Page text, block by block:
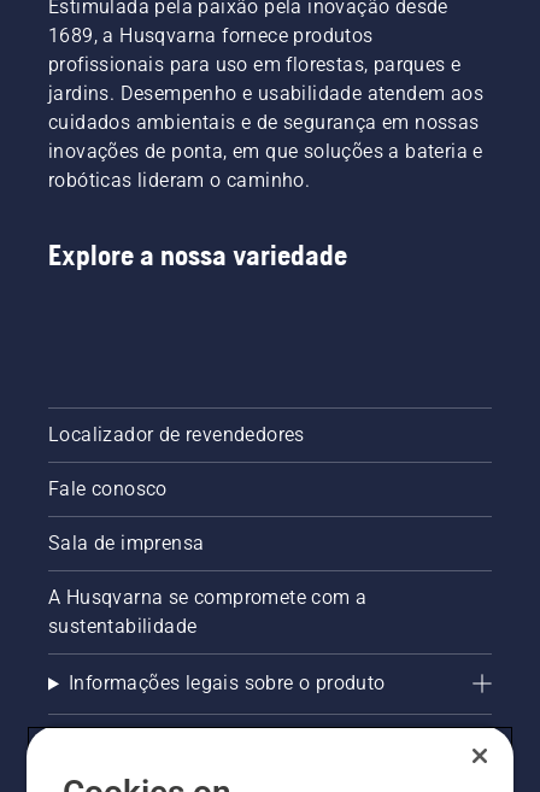
Estimulada pela paixão pela inovação desde
1689, a Husqvarna fornece produtos
profissionais para uso em florestas, parques e
jardins. Desempenho e usabilidade atendem aos
cuidados ambientais e de segurança em nossas
inovações de ponta, em que soluções a bateria e
robóticas lideram o caminho.
Explore a nossa variedade
Localizador de revendedores
Fale conosco
Sala de imprensa
A Husqvarna se compromete com a
sustentabilidade
Informações legais sobre o produto